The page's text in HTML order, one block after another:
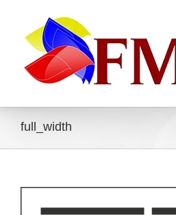
full_width